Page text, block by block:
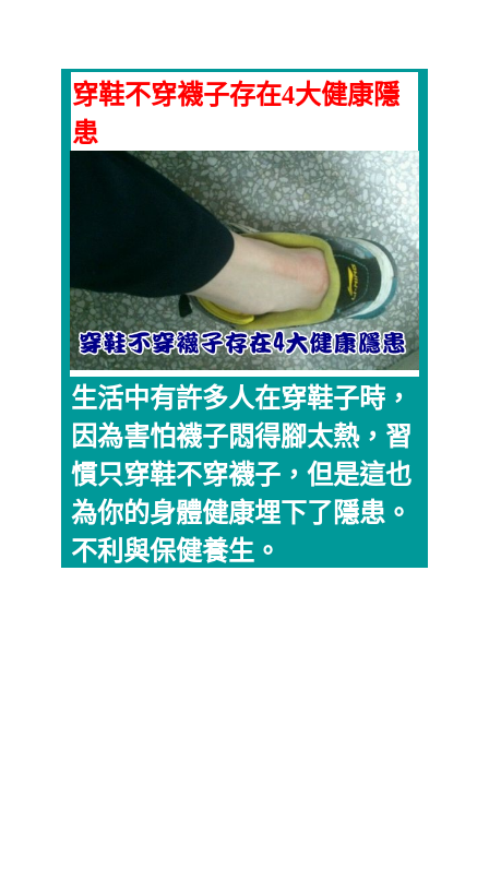
穿鞋不穿襪子存在4大健康隱
患
生活中有許多人在穿鞋子時，
因為害怕襪子悶得腳太熱，習
慣只穿鞋不穿襪子，但是這也
為你的身體健康埋下了隱患。
不利與保健養生。